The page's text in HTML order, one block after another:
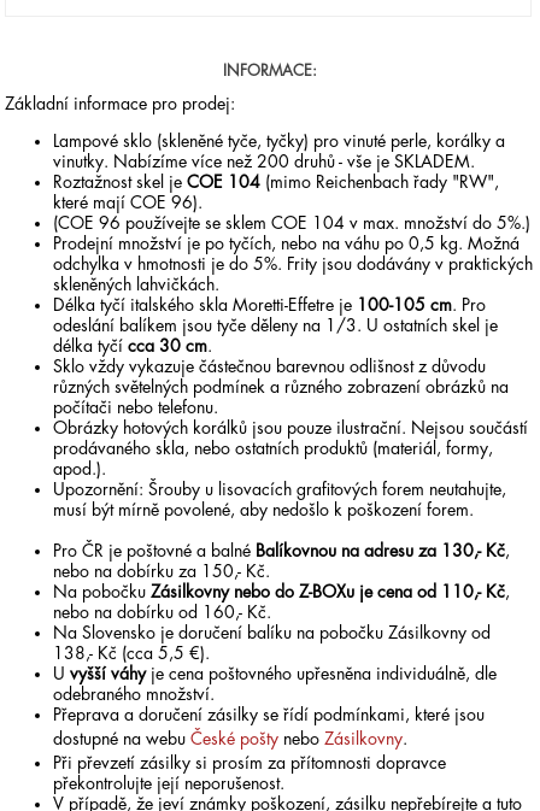
INFORMACE:
Základní informace pro prodej:
Lampové sklo (skleněné tyče, tyčky) pro vinuté perle, korálky a
vinutky. Nabízíme více než 200 druhů - vše je SKLADEM.
Roztažnost skel jeCOE 104 (mimo Reichenbach řady "RW",
které mají COE 96).
(COE 96 používejte se sklem COE 104 v max. množství do 5%.)
Prodejní množství je po tyčích, nebo na váhu po 0,5 kg. Možná
odchylka v hmotnosti je do 5%. Frity jsou dodávány v praktických
skleněných lahvičkách.
Délka tyčí italského skla Moretti-Effetre je 100-105 cm. Pro
odeslání balíkem jsou tyče děleny na 1/3. U ostatních skel je
délka tyčícca 30 cm.
Sklo vždy vykazuje částečnou barevnou odlišnost z důvodu
různých světelných podmínek a různého zobrazení obrázků na
počítači nebo telefonu.
Obrázky hotových korálků jsou pouze ilustrační. Nejsou součástí
prodávaného skla, nebo ostatních produktů (materiál, formy,
apod.).
Upozornění: Šrouby u lisovacích grafitových forem neutahujte,
musí být mírně povolené, aby nedošlo k poškození forem.
Pro ČR je poštovné a balné Balíkovnou na adresu za 130,- Kč,
nebo na dobírku za 150,- Kč.
Na pobočkuZásilkovny nebo do Z-BOXu je cena od 110,- Kč,
nebo na dobírku od 160,- Kč.
Na Slovensko je doručení balíku na pobočku Zásilkovny od
138,- Kč (cca 5,5 €).
Uvyšší váhyje cena poštovného upřesněna individuálně, dle
odebraného množství.
Přeprava a doručení zásilky se řídí podmínkami, které jsou
dostupné na webuČeské pošty nebo Zásilkovny.
Při převzetí zásilky si prosím za přítomnosti dopravce
překontrolujte její neporušenost.
V případě, že jeví známky poškození, zásilku nepřebírejte a tuto